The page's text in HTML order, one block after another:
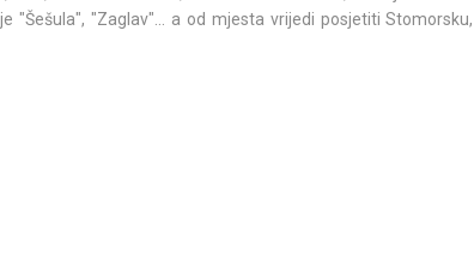
"Šešula", "Zaglav"... a od mjesta vrijedi posjetiti Stomorsku,